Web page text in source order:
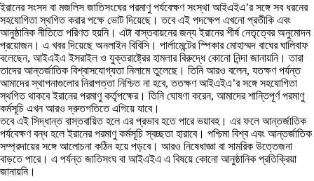
ইরানের সংসদ বা মজলিস জাতিসংঘের পরমাণু পর্যবেক্ষণ সংস্থা আইএইএ’র সঙ্গে সব ধরনের
সহযোগিতা স্থগিত করার পক্ষে ভোট দিয়েছে। তবে এই পদক্ষেপ এখনো প্রতীকি এবং
আনুষ্ঠানিক নীতিতে পরিণত হয়নি। এটা বাস্তবায়নের জন্য ইরানের শীর্ষ নেতৃত্বের অনুমোদন
প্রয়োজন। এ খবর দিয়েছে অনলাইন বিবিসি। পার্লামেন্টের স্পিকার মোহাম্মদ বাঘের ঘালিবাফ
বলেছেন, আইএইএ ইসরাইল ও যুক্তরাষ্ট্রের হামলার বিরুদ্ধে কোনো নিন্দা জানায়নি। তারা
তাদের আন্তর্জাতিক বিশ্বাসযোগ্যতা নিলামে তুলেছে। তিনি আরও বলেন, যতক্ষণ পর্যন্ত
আমাদের স্থাপনাগুলোর নিরাপত্তা নিশ্চিত না হবে, ততক্ষণ আইএইএ’র সঙ্গে সহযোগিতা
স্থগিত থাকবে ইরানের পরমাণু কর্তৃপক্ষের। তিনি ঘোষণা করেন, আমাদের শান্তিপূর্ণ পরমাণু
কর্মসূচি এখন আরও দ্রুতগতিতে এগিয়ে যাবে।
তবে এই সিদ্ধান্ত বাস্তবায়িত হলে এর প্রভাব হতে পারে ভয়াবহ। এর ফলে আন্তর্জাতিক
পর্যবেক্ষণ বন্ধ হলে ইরানের পরমাণু কর্মসূচি স্বচ্ছতা হারাবে। পশ্চিমা বিশ্ব এবং আন্তর্জাতিক
সম্প্রদায়ের সঙ্গে আলোচনা কঠিন হয়ে পড়বে। আরও নিষেধাজ্ঞা বা সামরিক উত্তেজনা
বাড়তে পারে। এ পর্যন্ত জাতিসংঘ বা আইএইএ এ বিষয়ে কোনো আনুষ্ঠানিক প্রতিক্রিয়া
জানায়নি।